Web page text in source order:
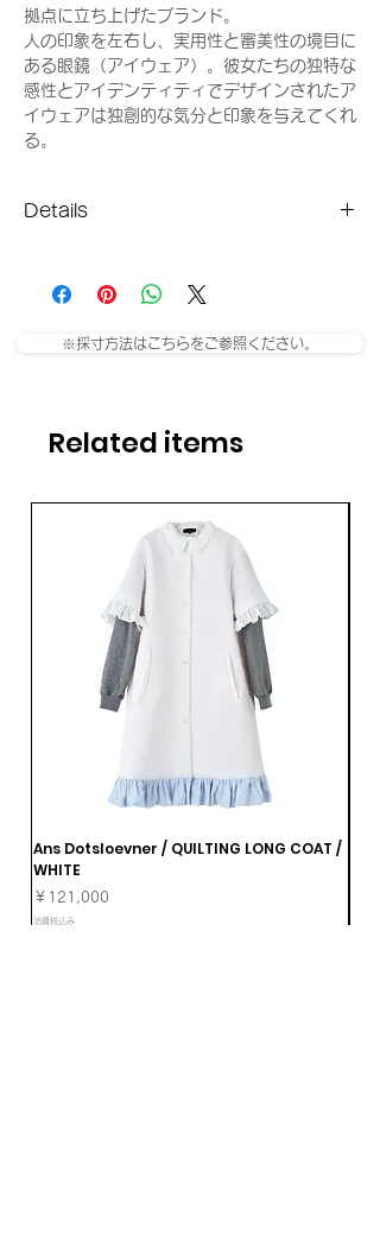
拠点に立ち上げたブランド。
人の印象を左右し、実用性と審美性の境目に
ある眼鏡（アイウェア）。彼女たちの独特な
感性とアイデンティティでデザインされたア
イウェアは独創的な気分と印象を与えてくれ
る。
Details
W/H（mm）
Acetate 54mm/30mm 145mm
※採寸方法はこちらをご参照ください。
Related items
Ans Dotsloevner / QUILTING LONG COAT /
WHITE
価格
￥121,000
消費税込み